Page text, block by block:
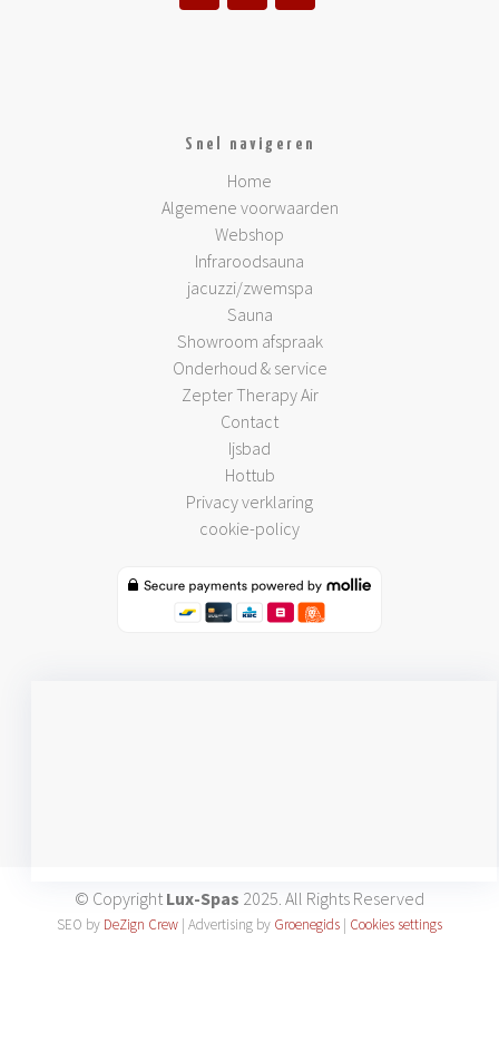
Snel navigeren
Home
Algemene voorwaarden
Webshop
Infraroodsauna
jacuzzi/zwemspa
Sauna
Showroom afspraak
Onderhoud & service
Zepter Therapy Air
Contact
Ijsbad
Hottub
Privacy verklaring
cookie-policy
© Copyright Lux-Spas 2025. All Rights Reserved
SEO by DeZign Crew | Advertising by Groenegids | Cookies settings